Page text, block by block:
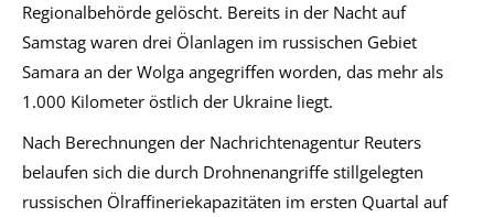
Regionalbehörde gelöscht. Bereits in der Nacht auf
Samstag waren drei Ölanlagen im russischen Gebiet
Samara an der Wolga angegriffen worden, das mehr als
1.000 Kilometer östlich der Ukraine liegt.
Nach Berechnungen der Nachrichtenagentur Reuters
belaufen sich die durch Drohnenangriffe stillgelegten
russischen Ölraffineriekapazitäten im ersten Quartal auf